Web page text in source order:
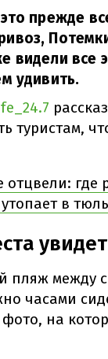
прежде
все
удивить.
туристам,
где
в
пляж между
часами
на